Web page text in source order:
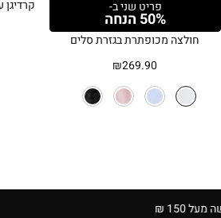
פריט שני ב-
50% הנחה
חולצה מכופתרת בגזרת סלים
₪269.90
₪